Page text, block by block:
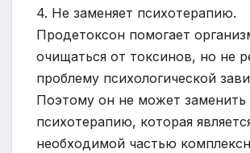
4. Не заменяет психотерапию.
Продетоксон помогает
очищаться от токсинов, но не
проблему психологической
Поэтому он не может заменить
психотерапию, которая
необходимой частью